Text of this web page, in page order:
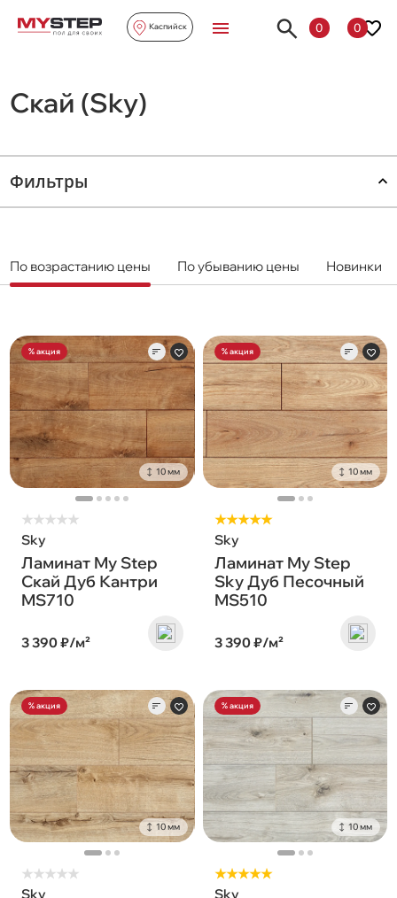
Каспийск 0 0
Скай (Sky)
Фильтры
По возрастанию цены По убыванию цены Новинки
% акция
10 мм
★★★★★
Sky
Ламинат My Step
Скай Дуб Кантри
MS710
3 390 ₽/м²
% акция
10 мм
★★★★★
Sky
Ламинат My Step
Sky Дуб Песочный
MS510
3 390 ₽/м²
% акция
10 мм
★★★★★
Sky
% акция
10 мм
★★★★★
Sky